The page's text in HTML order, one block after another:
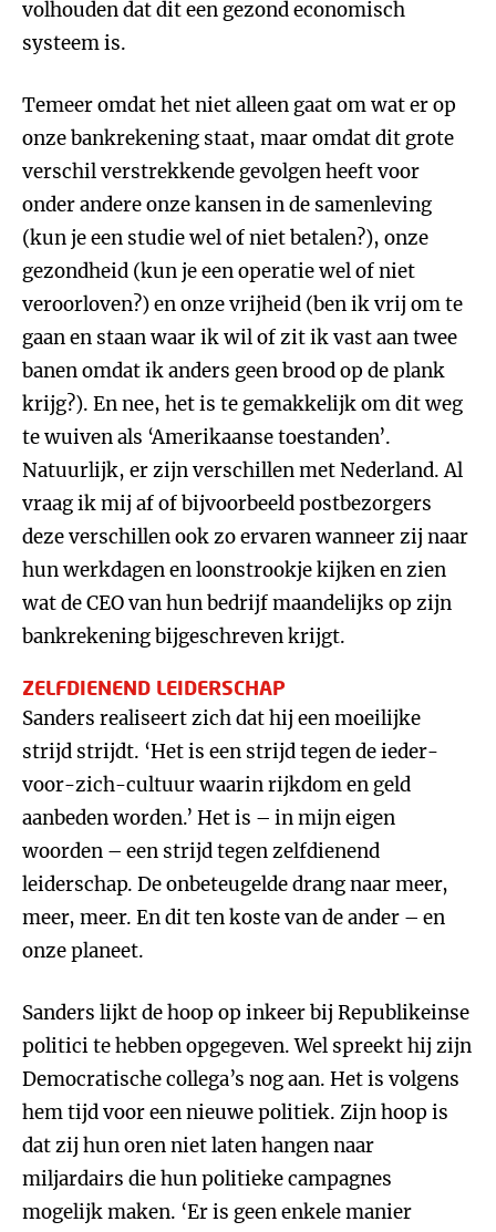
volhouden dat dit een gezond economisch
systeem is.
Temeer omdat het niet alleen gaat om wat er op
onze bankrekening staat, maar omdat dit grote
verschil verstrekkende gevolgen heeft voor
onder andere onze kansen in de samenleving
(kun je een studie wel of niet betalen?), onze
gezondheid (kun je een operatie wel of niet
veroorloven?) en onze vrijheid (ben ik vrij om te
gaan en staan waar ik wil of zit ik vast aan twee
banen omdat ik anders geen brood op de plank
krijg?). En nee, het is te gemakkelijk om dit weg
te wuiven als ‘Amerikaanse toestanden’.
Natuurlijk, er zijn verschillen met Nederland. Al
vraag ik mij af of bijvoorbeeld postbezorgers
deze verschillen ook zo ervaren wanneer zij naar
hun werkdagen en loonstrookje kijken en zien
wat de CEO van hun bedrijf maandelijks op zijn
bankrekening bijgeschreven krijgt.
ZELFDIENEND LEIDERSCHAP
Sanders realiseert zich dat hij een moeilijke
strijd strijdt. ‘Het is een strijd tegen de ieder-
voor-zich-cultuur waarin rijkdom en geld
aanbeden worden.’ Het is – in mijn eigen
woorden – een strijd tegen zelfdienend
leiderschap. De onbeteugelde drang naar meer,
meer, meer. En dit ten koste van de ander – en
onze planeet.
Sanders lijkt de hoop op inkeer bij Republikeinse
politici te hebben opgegeven. Wel spreekt hij zijn
Democratische collega’s nog aan. Het is volgens
hem tijd voor een nieuwe politiek. Zijn hoop is
dat zij hun oren niet laten hangen naar
miljardairs die hun politieke campagnes
mogelijk maken. ‘Er is geen enkele manier